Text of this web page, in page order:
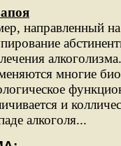
направленный на
многие
и
алкоголя...